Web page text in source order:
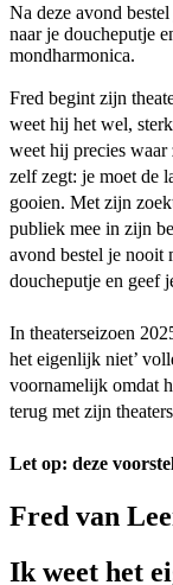
Na deze avond
naar je doucheputje
mondharmonica.
Fred begint zijn
weet hij het wel,
weet hij precies
zelf zegt: je moet de
gooien. Met zijn
publiek mee in zijn
avond bestel je nooit
doucheputje en geef
In theaterseizoen
het eigenlijk niet’
voornamelijk omdat
terug met zijn
Let op: deze
Fred van
Ik weet het